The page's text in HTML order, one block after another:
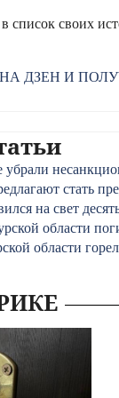
список своих
ДЗЕН И
убрали
стать
на свет
области
области